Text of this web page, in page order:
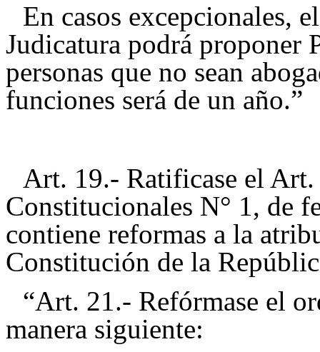
En casos excepcionales,
Judicatura podrá proponer
personas que no sean
funciones será de un año.”
Art. 19.- Ratificase el
Constitucionales N° 1, de
contiene reformas a la
Constitución de la
“Art. 21.- Refórmase el
manera siguiente: